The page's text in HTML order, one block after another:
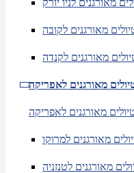
מאורגנים לניו יורק
מאורגנים לקובה
מאורגנים לקנדה
מאורגנים לאפריקה
מאורגנים לאפריקה
מאורגנים למרוקו
מאורגנים לטנזניה